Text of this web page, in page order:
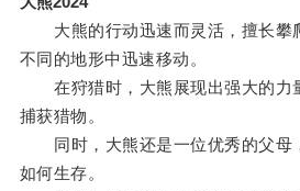
大熊的行动迅速而灵活，擅长攀
不同的地形中迅速移动。
在狩猎时，大熊展现出强大的力
捕获猎物。
同时，大熊还是一位优秀的父母
如何生存。